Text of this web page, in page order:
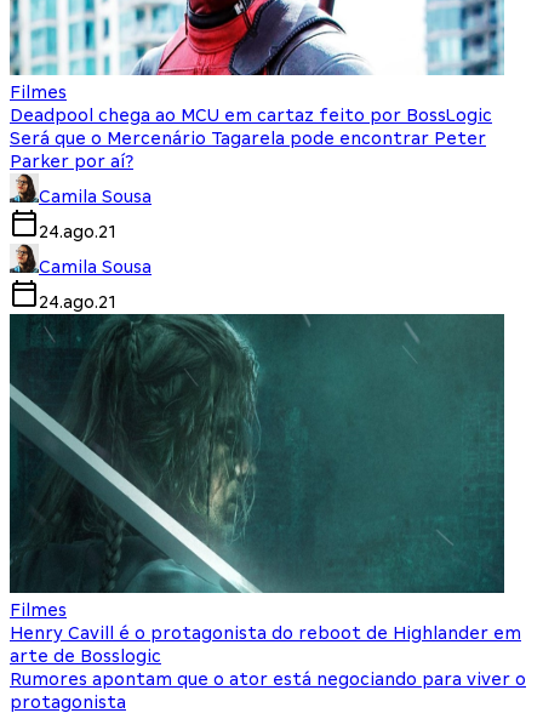
Filmes
Deadpool chega ao MCU em cartaz feito por BossLogic
Será que o Mercenário Tagarela pode encontrar Peter
Parker por aí?
Camila Sousa
24.ago.21
Camila Sousa
24.ago.21
Filmes
Henry Cavill é o protagonista do reboot de Highlander em
arte de Bosslogic
Rumores apontam que o ator está negociando para viver o
protagonista